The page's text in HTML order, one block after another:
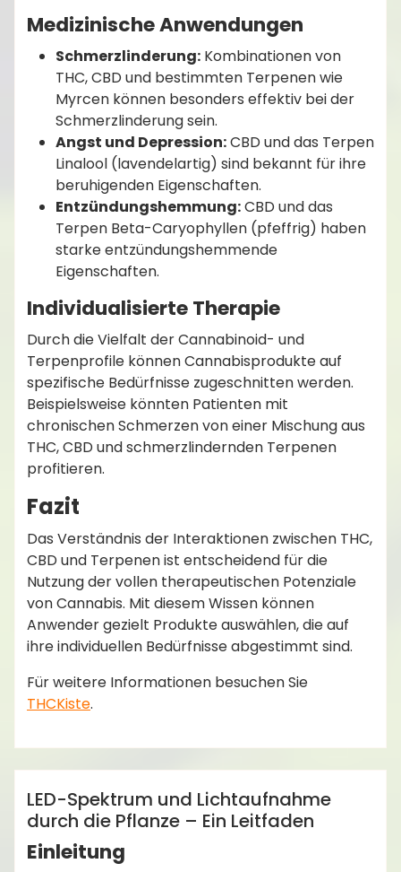
Medizinische Anwendungen
Schmerzlinderung: Kombinationen von
THC, CBD und bestimmten Terpenen wie
Myrcen können besonders effektiv bei der
Schmerzlinderung sein.
Angst und Depression:CBD und das Terpen
Linalool (lavendelartig) sind bekannt für ihre
beruhigenden Eigenschaften.
Entzündungshemmung:CBD und das
Terpen Beta-Caryophyllen (pfeffrig) haben
starke entzündungshemmende
Eigenschaften.
Individualisierte Therapie
Durch die Vielfalt der Cannabinoid- und
Terpenprofile können Cannabisprodukte auf
spezifische Bedürfnisse zugeschnitten werden.
Beispielsweise könnten Patienten mit
chronischen Schmerzen von einer Mischung aus
THC, CBD und schmerzlindernden Terpenen
profitieren.
Fazit
Das Verständnis der Interaktionen zwischen THC,
CBD und Terpenen ist entscheidend für die
Nutzung der vollen therapeutischen Potenziale
von Cannabis. Mit diesem Wissen können
Anwender gezielt Produkte auswählen, die auf
ihre individuellen Bedürfnisse abgestimmt sind.
Für weitere Informationen besuchen Sie
THCKiste.
Anleitungen
admin
LED-Spektrum und Lichtaufnahme
durch die Pflanze – Ein Leitfaden
Einleitung